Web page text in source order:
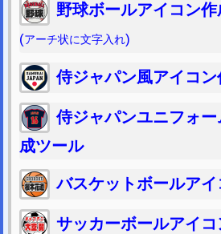
野球ボールアイコン
(アーチ状に文字入れ)
侍ジャパン風アイコ
侍ジャパンユニフォ
成ツール
バスケットボールア
サッカーボールアイ